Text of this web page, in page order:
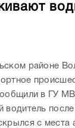
районе
в ГУ
водитель
с места